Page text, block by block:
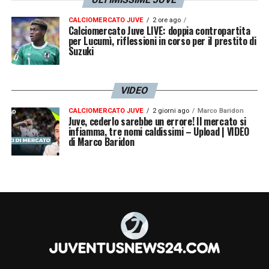
CALCIOMERCATO JUVE 2 ore ago
Calciomercato Juve LIVE: doppia contropartita
per Lucumì, riflessioni in corso per il prestito di
Suzuki
VIDEO
CALCIOMERCATO JUVE 2 giorni ago Marco Baridon
Juve, cederlo sarebbe un errore! Il mercato si
infiamma, tre nomi caldissimi – Upload | VIDEO
di Marco Baridon